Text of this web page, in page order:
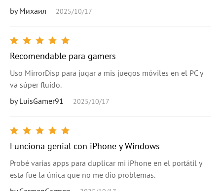
by Михаил
2025/10/17
Recomendable para gamers
Uso MirrorDisp para jugar a mis juegos móviles en el PC y
va súper fluido.
by LuisGamer91
2025/10/17
Funciona genial con iPhone y Windows
Probé varias apps para duplicar mi iPhone en el portátil y
esta fue la única que no me dio problemas.